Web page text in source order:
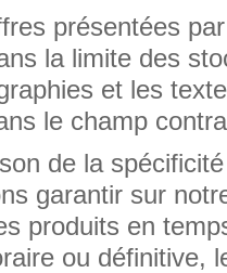
présentées
la limite des
et les
le champ
de la
garantir sur
produits en
ou définitive,